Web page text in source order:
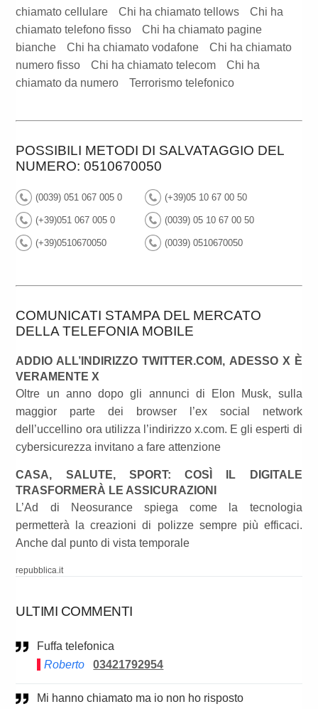
chiamato cellulare
Chi ha chiamato tellows
Chi ha
chiamato telefono fisso
Chi ha chiamato pagine
bianche
Chi ha chiamato vodafone
Chi ha chiamato
numero fisso
Chi ha chiamato telecom
Chi ha
chiamato da numero
Terrorismo telefonico
POSSIBILI METODI DI SALVATAGGIO DEL
NUMERO: 0510670050
(0039) 051 067 005 0 (+39)05 10 67 00 50
(+39)051 067 005 0 (0039) 05 10 67 00 50
(+39)0510670050 (0039) 0510670050
COMUNICATI STAMPA DEL MERCATO
DELLA TELEFONIA MOBILE
ADDIO ALL’INDIRIZZO TWITTER.COM, ADESSO X È
VERAMENTE X
Oltre un anno dopo gli annunci di Elon Musk, sulla
maggior parte dei browser l’ex social network
dell’uccellino ora utilizza l’indirizzo x.com. E gli esperti di
cybersicurezza invitano a fare attenzione
CASA, SALUTE, SPORT: COSÌ IL DIGITALE
TRASFORMERÀ LE ASSICURAZIONI
L’Ad di Neosurance spiega come la tecnologia
permetterà la creazioni di polizze sempre più efficaci.
Anche dal punto di vista temporale
repubblica.it
ULTIMI COMMENTI
Fuffa telefonica
Roberto
03421792954
Mi hanno chiamato ma io non ho risposto